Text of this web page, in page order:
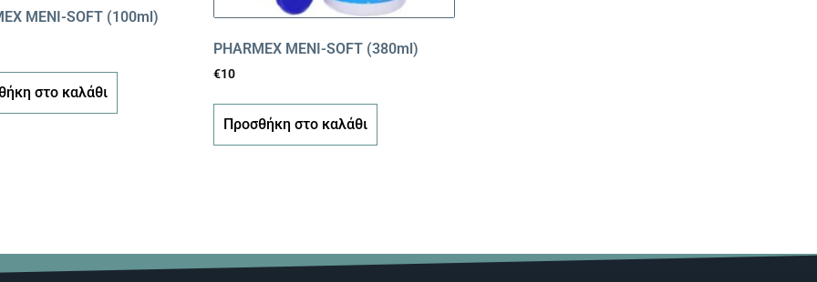
MENI-SOFT (100ml)
στο καλάθι
PHARMEX MENI-SOFT (380ml)
€10
Προσθήκη στο καλάθι